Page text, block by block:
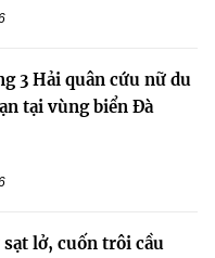
3 Hải quân cứu nữ du
tại vùng biển Đà
lở, cuốn trôi cầu